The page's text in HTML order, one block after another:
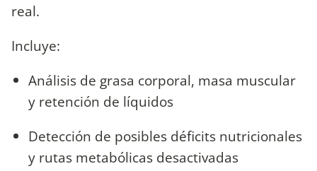
real.
Incluye:
Análisis de grasa corporal, masa muscular
y retención de líquidos
Detección de posibles déficits nutricionales
y rutas metabólicas desactivadas